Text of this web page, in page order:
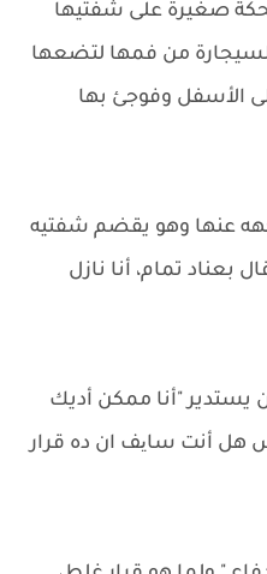
صغيرة على شفتيها
من فمها لتضعها
الأسفل وفوجئ بها
عنها وهو يقضم شفتيه
تمام، أنا نازل
"أنا ممكن أديك
هل أنت سایف ان ده قرار